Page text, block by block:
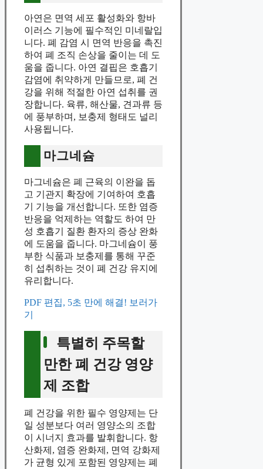
아연은 면역 세포 활성화와 항바
이러스 기능에 필수적인 미네랄입
니다. 폐 감염 시 면역 반응을 촉진
하여 폐 조직 손상을 줄이는 데 도
움을 줍니다. 아연 결핍은 호흡기
감염에 취약하게 만들므로, 폐 건
강을 위해 적절한 아연 섭취를 권
장합니다. 육류, 해산물, 견과류 등
에 풍부하며, 보충제 형태도 널리
사용됩니다.
마그네슘
마그네슘은 폐 근육의 이완을 돕
고 기관지 확장에 기여하여 호흡
기 기능을 개선합니다. 또한 염증
반응을 억제하는 역할도 하여 만
성 호흡기 질환 환자의 증상 완화
에 도움을 줍니다. 마그네슘이 풍
부한 식품과 보충제를 통해 꾸준
히 섭취하는 것이 폐 건강 유지에
유리합니다.
PDF 편집, 5초 만에 해결! 보러가
기
특별히 주목할
만한 폐 건강 영양
제 조합
폐 건강을 위한 필수 영양제는 단
일 성분보다 여러 영양소의 조합
이 시너지 효과를 발휘합니다. 항
산화제, 염증 완화제, 면역 강화제
가 균형 있게 포함된 영양제는 폐